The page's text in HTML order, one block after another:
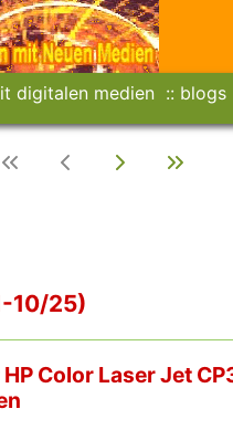
digitalen medien blogs
10/25)
Color Laser Jet